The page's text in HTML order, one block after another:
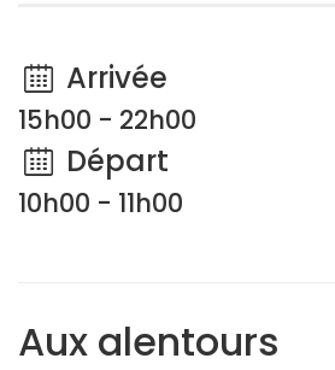
Arrivée
15h00 - 22h00
Départ
10h00 - 11h00
Aux alentours